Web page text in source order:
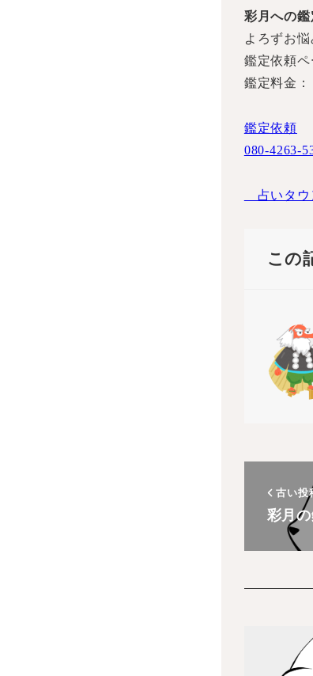
彩月への鑑
よろずお
鑑定依頼ペ
鑑定料金：
鑑定依頼
080-4263-
占いタ
この
古い投
彩月